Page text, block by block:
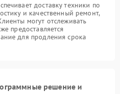
доставку техники по
и качественный ремонт,
могут отслеживать
предоставляется
для продления срока
решение и